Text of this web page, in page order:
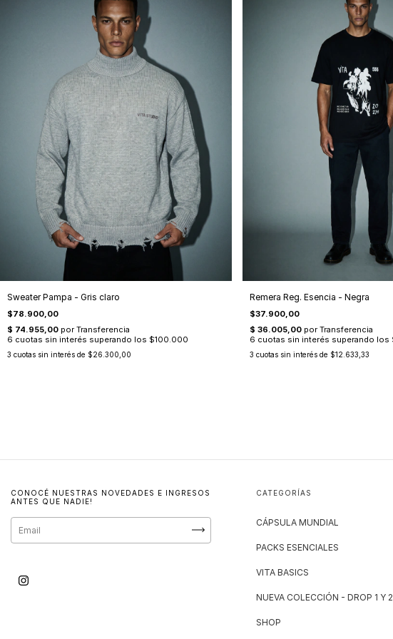
Sweater Pampa - Gris claro
$78.900,00
3 cuotas sin interés de $26.300,00
Remera Reg. Esencia - Negra
$37.900,00
3 cuotas sin interés de $12.633,33
CONOCÉ NUESTRAS NOVEDADES E INGRESOS
ANTES QUE NADIE!
CATEGORÍAS
CÁPSULA MUNDIAL
PACKS ESENCIALES
VITA BASICS
NUEVA COLECCIÓN - DROP 1 Y 2
SHOP